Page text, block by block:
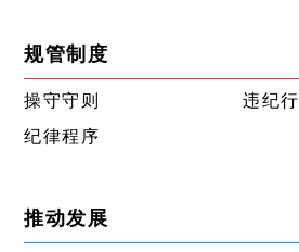
规管制度
操守守则
违纪
纪律程序
推动发展